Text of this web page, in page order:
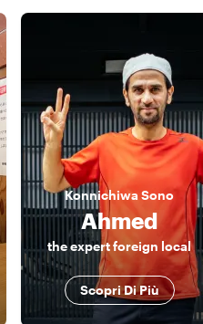
KonnichiwaSono
Ahmed
the expert foreign local
Scopri Di Più